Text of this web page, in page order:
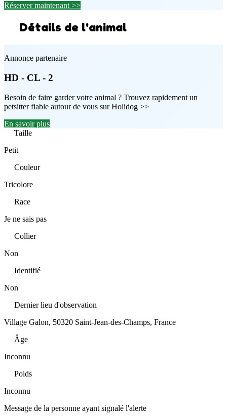
Réserver maintenant >>
Détails de l'animal
Annonce partenaire
HD - CL - 2
Besoin de faire garder votre animal ? Trouvez rapidement un
petsitter fiable autour de vous sur Holidog >>
En savoir plus
Taille
Petit
Couleur
Tricolore
Race
Je ne sais pas
Collier
Non
Identifié
Non
Dernier lieu d'observation
Village Galon, 50320 Saint-Jean-des-Champs, France
Âge
Inconnu
Poids
Inconnu
Message de la personne ayant signalé l'alerte